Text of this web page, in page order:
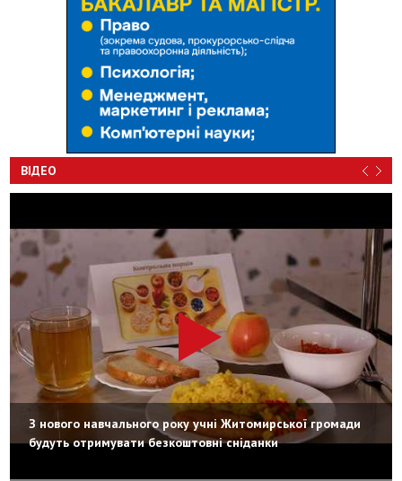
ВІДЕО
З нового навчального року учні Житомирської громади
будуть отримувати безкоштовні сніданки